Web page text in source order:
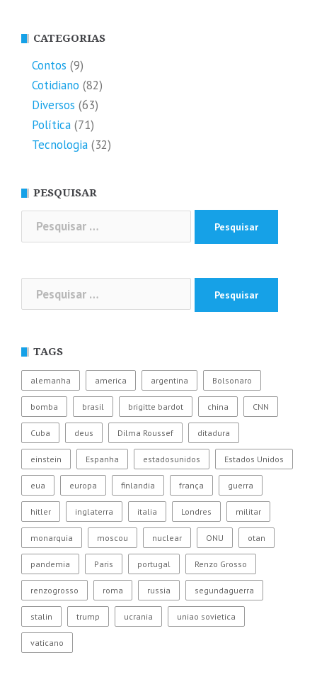
CATEGORIAS
Contos (9)
Cotidiano (82)
Diversos (63)
Política (71)
Tecnologia (32)
PESQUISAR
Pesquisar
por:
por:
TAGS
alemanha america argentina Bolsonaro
bomba brasil brigitte bardot china CNN
Cuba deus Dilma Roussef ditadura
einstein Espanha estadosunidos Estados Unidos
eua europa finlandia frança guerra
hitler inglaterra italia Londres militar
monarquia moscou nuclear ONU otan
pandemia Paris portugal Renzo Grosso
renzogrosso roma russia segundaguerra
stalin trump ucrania uniao sovietica
vaticano